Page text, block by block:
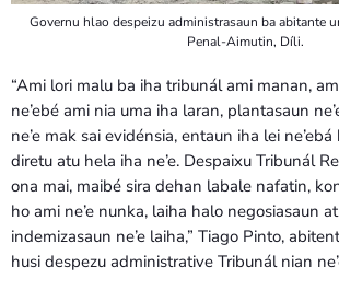
Governu hlao despeizu administrasaun ba abitante
Penal-Aimutin, Díli.
“Ami lori malu ba iha tribunál ami manan,
ne’ebé ami nia uma iha laran, plantasaun
ne’e mak sai evidénsia, entaun iha lei
diretu atu hela iha ne’e. Despaixu Tribunál
ona mai, maibé sira dehan labale nafatin,
ho ami ne’e nunka, laiha halo negosiasaun
indemizasaun ne’e laiha,” Tiago Pinto,
husi despezu administrative Tribunál nian